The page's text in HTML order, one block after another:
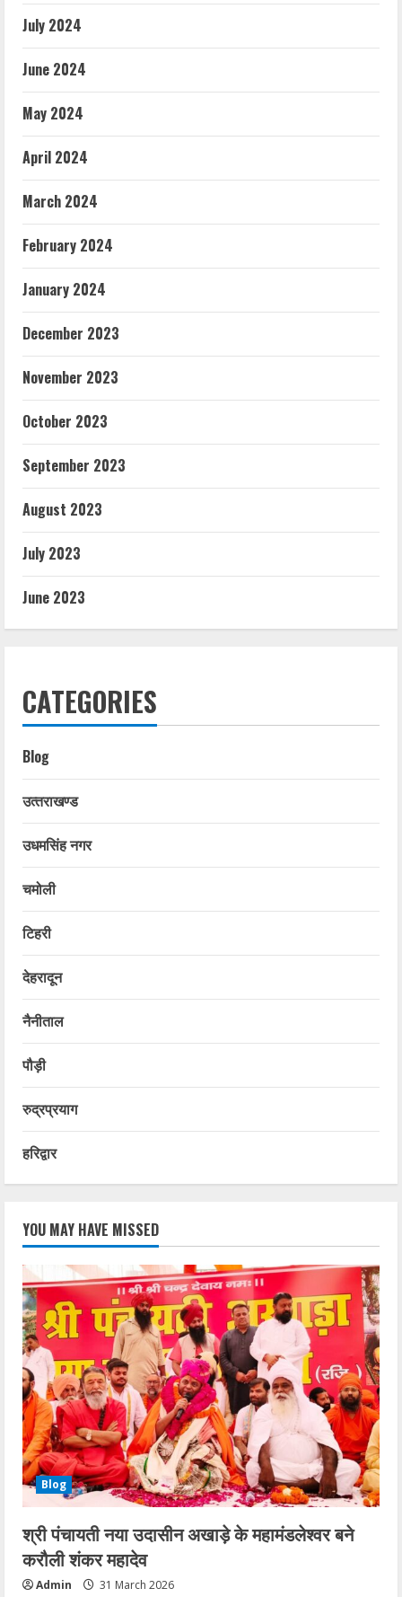
July 2024
June 2024
May 2024
April 2024
March 2024
February 2024
January 2024
December 2023
November 2023
October 2023
September 2023
August 2023
July 2023
June 2023
CATEGORIES
Blog
उत्‍तराखण्‍ड
उधमसिंह नगर
चमोली
टिहरी
देहरादून
नैनीताल
पौड़ी
रुद्रप्रयाग
हरिद्वार
YOU MAY HAVE MISSED
Blog
श्री पंचायती नया उदासीन अखाड़े के महामंडलेश्वर बने
करौली शंकर महादेव
Admin 31 March 2026